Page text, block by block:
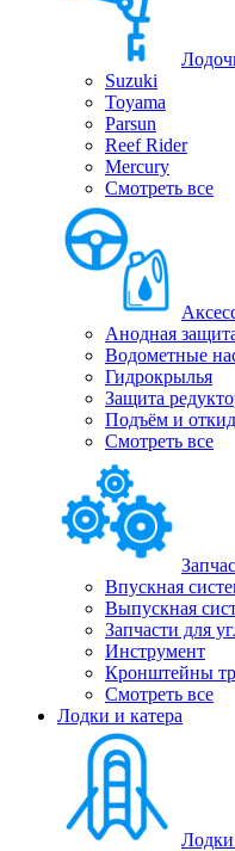
Suzuki
Toyama
Parsun
Reef Rider
Mercury
Смотреть все
Анодная
Водометные
Гидрокрылья
Защита
Подъём и
Смотреть все
Впускная
Выпускная
Запчасти для
Инструмент
Кронштейны
Смотреть все
Лодки и катера
Лодки